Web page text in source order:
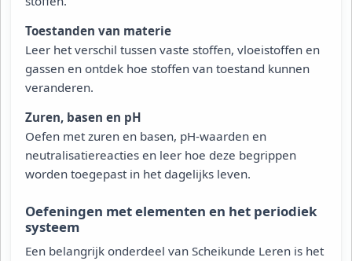
Toestanden van materie
Leer het verschil tussen vaste stoffen, vloeistoffen en
gassen en ontdek hoe stoffen van toestand kunnen
veranderen.
Zuren, basen en pH
Oefen met zuren en basen, pH-waarden en
neutralisatiereacties en leer hoe deze begrippen
worden toegepast in het dagelijks leven.
Oefeningen met elementen en het periodiek
systeem
Een belangrijk onderdeel van Scheikunde Leren is het